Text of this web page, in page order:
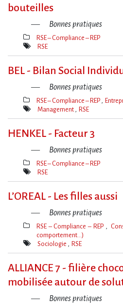
bouteilles
Bonnes pratiques
Thèmes(s)
RSE – Compliance – REP
Mot(s)-
RSE
BEL - Bilan Social
Bonnes pratiques
Thèmes(s)
RSE – Compliance – REP
Mot(s)-
Management RSE
HENKEL - Facteur 3
Bonnes pratiques
Thèmes(s)
RSE – Compliance – REP
Mot(s)-
RSE
L​‌’OREAL - Les filles aussi
Bonnes pratiques
Thèmes(s)
RSE – Compliance – REP
comportement…)
Mot(s)-
Sociologie RSE
ALLIANCE 7 - filière
mobilisée autour de
Bonnes pratiques